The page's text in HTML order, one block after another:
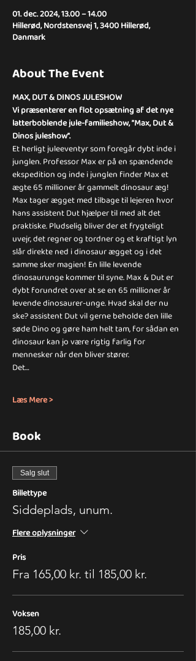
01. dec. 2024, 13.00 – 14.00
Hillerød, Nordstensvej 1, 3400 Hillerød,
Danmark
About The Event
MAX, DUT & DINOS JULESHOW
Vi præsenterer en flot opsætning af det nye
latterboblende jule-familieshow, ”Max, Dut &
Dinos juleshow”.
Et herligt juleeventyr som foregår dybt inde i
junglen. Professor Max er på en spændende
ekspedition og inde i junglen finder Max et
ægte 65 millioner år gammelt dinosaur æg!
Max tager ægget med tilbage til lejeren hvor
hans assistent Dut hjælper til med alt det
praktiske. Pludselig bliver der et frygteligt
uvejr, det regner og tordner og et kraftigt lyn
slår direkte ned i dinosaur ægget og i det
samme sker magien! En lille levende
dinosaurunge kommer til syne. Max & Dut er
dybt forundret over at se en 65 millioner år
levende dinosaurer-unge. Hvad skal der nu
ske? assistent Dut vil gerne beholde den lille
søde Dino og gøre ham helt tam, for sådan en
dinosaur kan jo være rigtig farlig for
mennesker når den bliver stører.
Det…
Læs Mere >
Book
Salg slut
Billettype
Siddeplads, unum.
Flere oplysninger
Pris
Fra 165,00 kr. til 185,00 kr.
Voksen
185,00 kr.